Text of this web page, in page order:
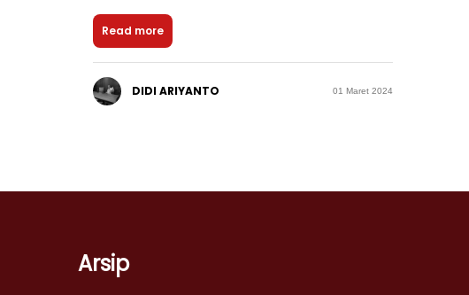
Read more
DIDI ARIYANTO 01 Maret 2024
Arsip